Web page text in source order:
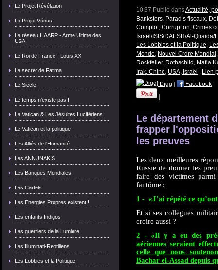
Le Projet Révélation
Le Projet Vénus
Le réseau HAARP - Arme Ultime des
USA
Le Roi de France - Louis XX
Le secret de Fatima
Le Siècle
Le temps n'existe pas !
Le Vatican & Les Jésuites Lucifériens
Le Vatican et la politique
Les Alliés de l'Humanité
Les ANNUNAKIS
Les Banques Mondiales
Les Cartels
Les Energies Propres existent !
Les enfants Indigos
Les guerriers de la Lumière
Les Illuminati-Reptiliens
Les Lobbies et la Politique
10:37 Publié dansActualité,
Banksters, Paradis fiscaux,
Complot, Corruption, Crimes
Israël/ISIS/DAESH/Al-Quaïda/
Les Lobbies et la Politique,
Monde, Nouvel Ordre Mondial
Rockfeller, Rothschild, Mafia
Irak, Chine, USA, Israël
Lien
Digg
Facebook
Le département
frapper
les preuves
Les deux meilleures
Russie de donner les
faire des victimes
fantôme :
1 - «J’ai répété ce
Et si ses collègues
croire aussi ?
2 - «Il y a eu des
aériennes seraient
celle que nous
Bachar el-Assad depuis